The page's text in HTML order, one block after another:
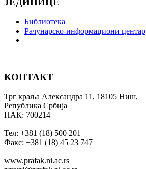
Библиотека
Рачунарско-информациони центар
КОНТАКТ
Трг краља Александра 11, 18105 Ниш,
Република Србија
ПАК: 700214
Тел: +381 (18) 500 201
Факс: +381 (18) 45 23 747
www.prafak.ni.ac.rs